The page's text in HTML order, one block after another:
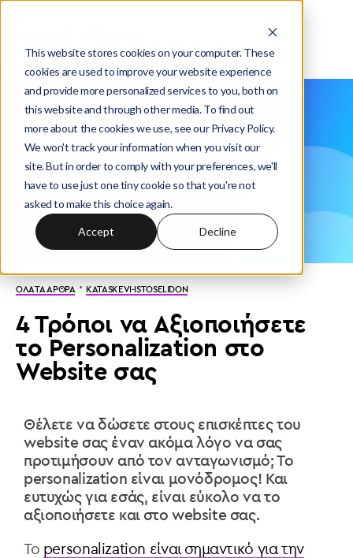
This website stores cookies on your computer. These
cookies are used to improve your website experience
and provide more personalized services to you, both on
this website and through other media. To find out
more about the cookies we use, see our Privacy Policy.
We won't track your information when you visit our
site. But in order to comply with your preferences, we'll
have to use just one tiny cookie so that you're not
asked to make this choice again.
Accept Decline
ΟΛΑ ΤΑ ΑΡΘΡΑ· KATASKEVI-ISTOSELIDON
4 Τρόποι να Αξιοποιήσετε
το Personalization στο
Website σας
Θέλετε να δώσετε στους επισκέπτες του
website σας έναν ακόμα λόγο να σας
προτιμήσουν από τον ανταγωνισμό; Το
personalization είναι μονόδρομος! Και
ευτυχώς για εσάς, είναι εύκολο να το
αξιοποιήσετε και στο website σας.
Το personalization είναι σημαντικό για την